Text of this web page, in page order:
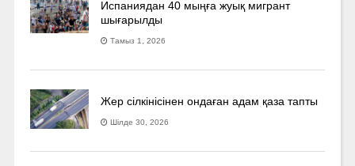
Испаниядан 40 мыңға жуық мигрант
шығарылды
Тамыз 1, 2026
Жер сілкінісінен ондаған адам қаза тапты
Шілде 30, 2026